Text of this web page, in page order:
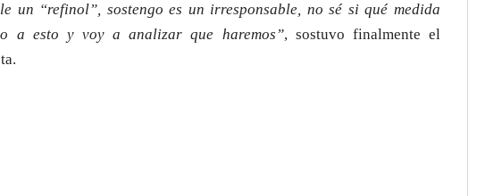
un “refinol”, sostengo es un irresponsable, no sé si qué medida
a esto y voy a analizar que haremos”, sostuvo finalmente el